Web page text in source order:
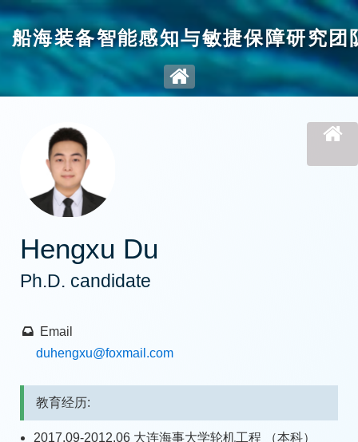
船海装备智能感知与敏捷保障研究团
Hengxu Du
Ph.D. candidate
Email
duhengxu@foxmail.com
教育经历:
2017.09-2012.06 大连海事大学轮机工程 （本科）